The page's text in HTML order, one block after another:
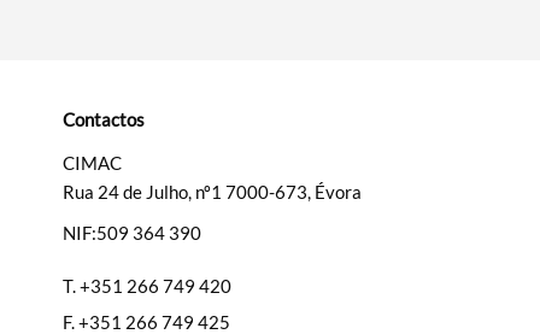
Filtros
Contactos
CIMAC
Rua 24 de Julho, nº1 7000-673, Évora
NIF:509 364 390
T.+351 266 749 420
F.+351 266 749 425